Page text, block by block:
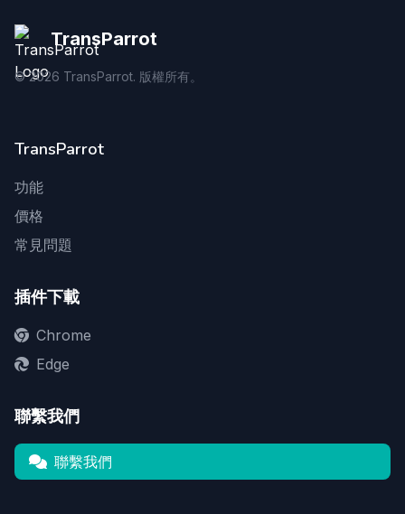
TransParrot
©2026 TransParrot. 版權所有。
TransParrot
功能
價格
常見問題
插件下載
Chrome
Edge
聯繫我們
聯繫我們